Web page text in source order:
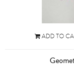
ADD TO